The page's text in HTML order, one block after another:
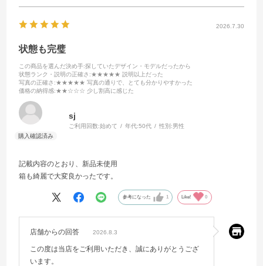
2026.7.30
状態も完璧
この商品を選んだ決め手:探していたデザイン・モデルだったから
状態ランク・説明の正確さ :★★★★★ 説明以上だった
写真の正確さ :★★★★★ 写真の通りで、とても分かりやすかった
価格の納得感:★★☆☆☆ 少し割高に感じた
sj
ご利用回数:始めて 年代:50代 性別:男性
記載内容のとおり、新品未使用
箱も綺麗で大変良かったです。
参考になった 1 Like! 0
店舗からの回答 2026.8.3
この度は当店をご利用いただき、誠にありがとうござ
います。